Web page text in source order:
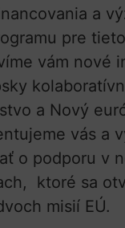
a
pre
vám nové
a Nový
vás a
o podporu v
ktoré sa
misií EÚ.